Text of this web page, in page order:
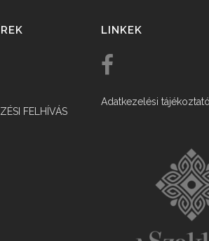
FELHÍVÁS
LINKEK
Adatkezelési tájékoztató